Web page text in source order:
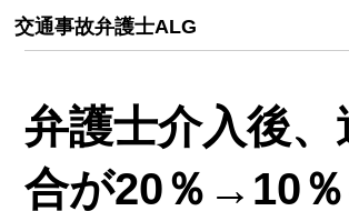
交通事故弁護士ALG
弁護士介入後、
合が20％→10